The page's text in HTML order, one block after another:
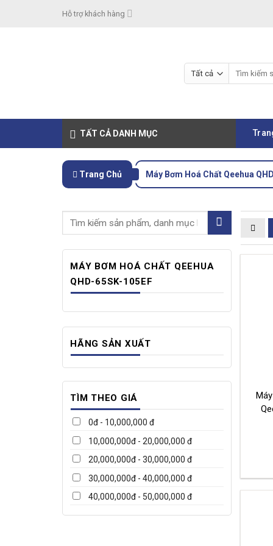
Hỗ trợ khách hàng
kiếm:
TẤT CẢ DANH MỤC
Trang Chủ Máy Bơm Hoá Chất Qeehua
MÁY BƠM HOÁ CHẤT QEEHUA
QHD-65SK-105EF
HÃNG SẢN XUẤT
TÌM THEO GIÁ
0đ - 10,000,000 đ
10,000,000đ - 20,000,000 đ
20,000,000đ - 30,000,000 đ
30,000,000đ - 40,000,000 đ
40,000,000đ - 50,000,000 đ